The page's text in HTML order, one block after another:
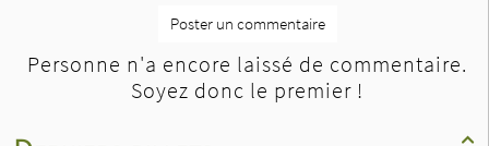

Poster un commentaire
Personne n'a encore laissé de commentaire.
Soyez donc le premier !